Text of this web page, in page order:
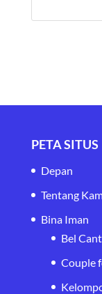
PETA SITUS
Depan
Tentang
Bina Iman
Bel
Couple